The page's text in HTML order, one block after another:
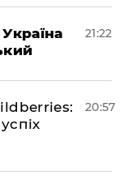
21:22
20:57